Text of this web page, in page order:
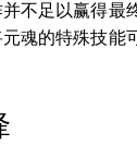
不足以赢得
魂的特殊技